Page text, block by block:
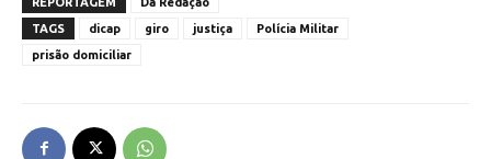
TAGS
dicap giro justiça
Polícia Militar
prisão domiciliar